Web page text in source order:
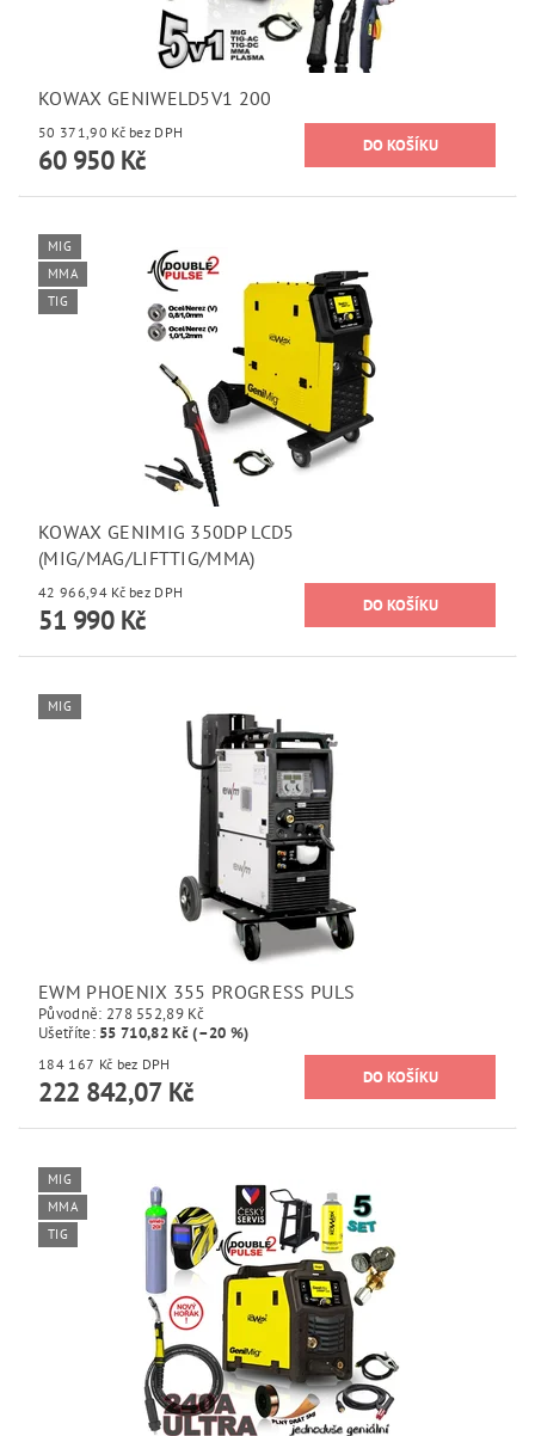
KOWAX GENIWELD5V1 200
50 371,90 Kč bez DPH
60 950 Kč
MIG
MMA
TIG
KOWAX GENIMIG 350DP LCD5
(MIG/MAG/LIFTTIG/MMA)
42 966,94 Kč bez DPH
51 990 Kč
MIG
EWM PHOENIX 355 PROGRESS PULS
Původně: 278 552,89 Kč
Ušetříte: 55 710,82 Kč (–20 %)
184 167 Kč bez DPH
222 842,07 Kč
MIG
MMA
TIG